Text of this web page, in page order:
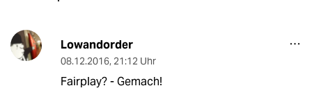
Lowandorder
08.12.2016, 21:12 Uhr
Fairplay? - Gemach!